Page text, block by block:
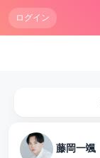
ログイン
藤岡一颯